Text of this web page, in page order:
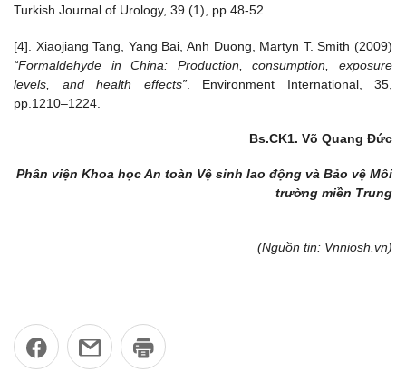
Turkish Journal of Urology, 39 (1), pp.48-52.
[4]. Xiaojiang Tang, Yang Bai, Anh Duong, Martyn T. Smith (2009)
“Formaldehyde in China: Production, consumption, exposure
levels, and health effects”. Environment International, 35,
pp.1210–1224.
Bs.CK1. Võ Quang Đức
Phân viện Khoa học An toàn Vệ sinh lao động và Bảo vệ Môi
trường miền Trung
(Nguồn tin: Vnniosh.vn)